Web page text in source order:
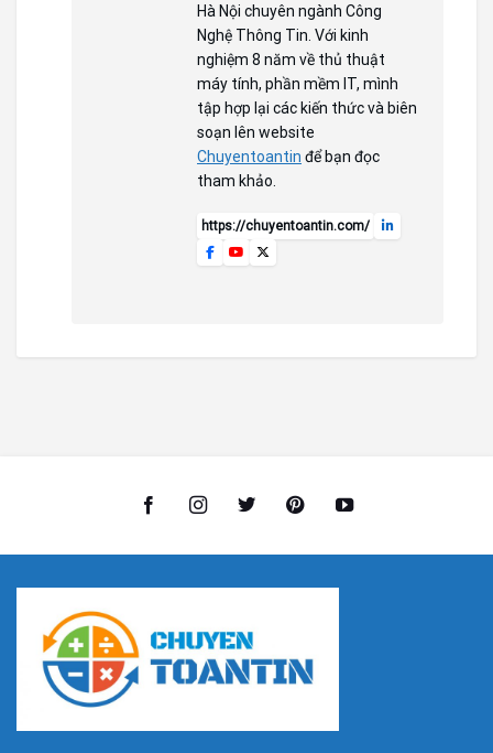
Hà Nội chuyên ngành Công
Nghệ Thông Tin. Với kinh
nghiệm 8 năm về thủ thuật
máy tính, phần mềm IT, mình
tập hợp lại các kiến thức và biên
soạn lên website
Chuyentoantin để bạn đọc
tham khảo.
https://chuyentoantin.com/